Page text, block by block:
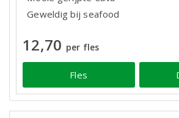
Geweldig bij seafood
12,70 per fles
Fles